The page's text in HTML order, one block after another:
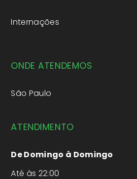
Internações
ONDE ATENDEMOS
São Paulo
ATENDIMENTO
De Domingo à Domingo
Até às 22:00